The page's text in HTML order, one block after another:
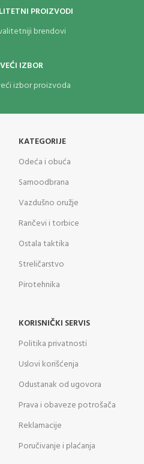
PROIZVODI
brendovi
IZBOR
izbor proizvoda
KATEGORIJE
Odeća i obuća
Samoodbrana
Vazdušno oružje
Rančevi i torbice
Ostala taktika
Streličarstvo
Pirotehnika
KORISNIČKI SERVIS
Politika privatnosti
Uslovi korišćenja
Odustanak od ugovora
Prava i obaveze potrošača
Reklamacije
Poručivanje i plaćanja